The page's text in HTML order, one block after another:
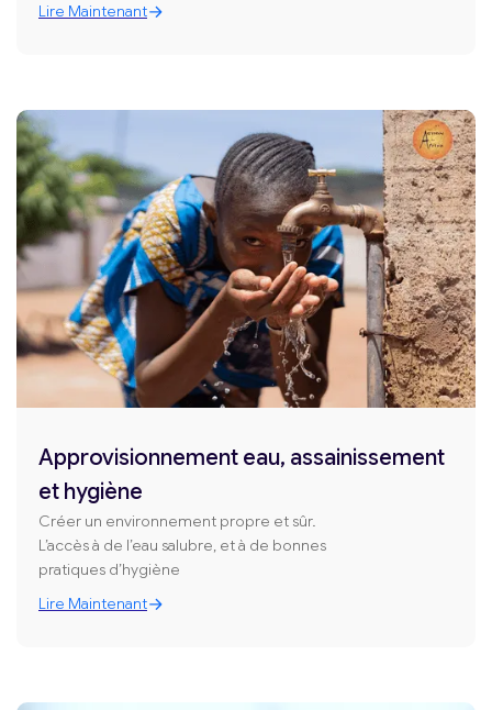
Lire Maintenant
Approvisionnement eau, assainissement
et hygiène
Créer un environnement propre et sûr.
L’accès à de l’eau salubre, et à de bonnes
pratiques d’hygiène
Lire Maintenant